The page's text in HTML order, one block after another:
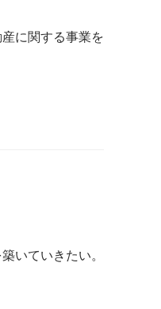
に関する事業を
いていきたい。